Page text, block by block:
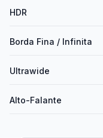
HDR
Borda Fina / Infinita
Ultrawide
Alto-Falante